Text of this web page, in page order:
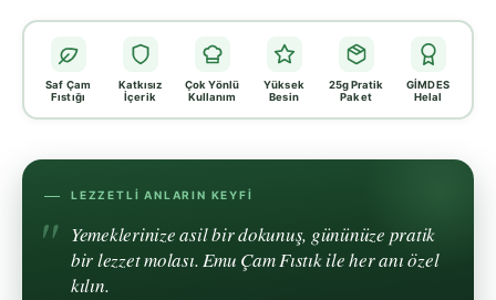
Saf Çam
Fıstığı
Katkısız
İçerik
Çok Yönlü
Kullanım
Yüksek
Besin
25g Pratik
Paket
GİMDES
Helal
LEZZETLI ANLARIN KEYFI
Yemeklerinize asil bir dokunuş, gününüze pratik
bir lezzet molası. Emu Çam Fıstık ile her anı özel
kılın.